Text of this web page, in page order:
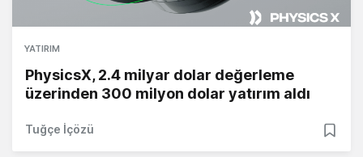
YATIRIM
PhysicsX, 2.4 milyar dolar değerleme
üzerinden 300 milyon dolar yatırım aldı
Tuğçe İçözü